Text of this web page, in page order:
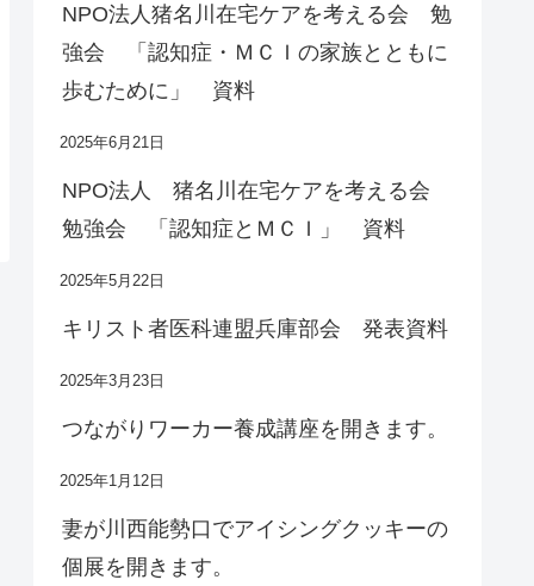
NPO法人猪名川在宅ケアを考える会 勉
強会 「認知症・ＭＣＩの家族とともに
歩むために」 資料
2025年6月21日
NPO法人 猪名川在宅ケアを考える会
勉強会 「認知症とＭＣＩ」 資料
2025年5月22日
キリスト者医科連盟兵庫部会 発表資料
2025年3月23日
つながりワーカー養成講座を開きます。
2025年1月12日
妻が川西能勢口でアイシングクッキーの
個展を開きます。